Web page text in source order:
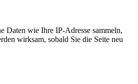
Daten wie Ihre IP-Adresse sammeln,
wirksam, sobald Sie die Seite neu